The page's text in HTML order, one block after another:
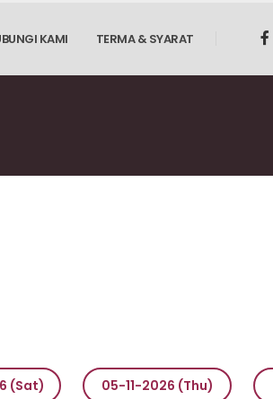
KAMI TERMA & SYARAT
(Sat) 05-11-2026 (Thu)